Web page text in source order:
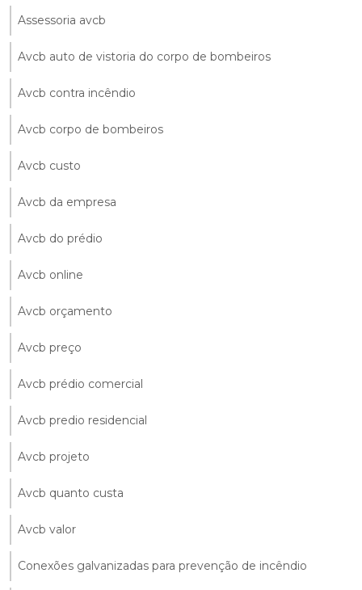
Assessoria avcb
Avcb auto de vistoria do corpo de bombeiros
Avcb contra incêndio
Avcb corpo de bombeiros
Avcb custo
Avcb da empresa
Avcb do prédio
Avcb online
Avcb orçamento
Avcb preço
Avcb prédio comercial
Avcb predio residencial
Avcb projeto
Avcb quanto custa
Avcb valor
Conexões galvanizadas para prevenção de incêndio